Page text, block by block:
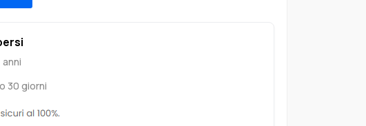
anni
30 giorni